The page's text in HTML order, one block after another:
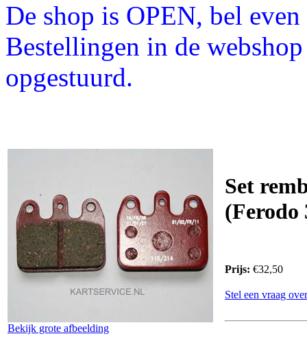
De shop is OPEN, bel
Bestellingen in de
opgestuurd.
Bekijk grote afbeelding
Set
(Ferodo
Prijs: €32,50
Stel een vraag